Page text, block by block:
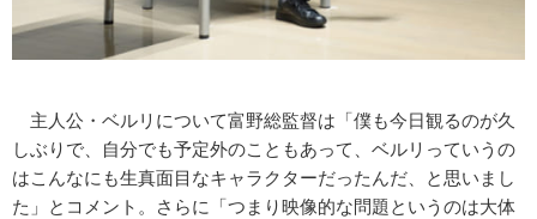
主人公・ベルリについて富野総監督は「僕も今日観るのが久
しぶりで、自分でも予定外のこともあって、ベルリっていうの
はこんなにも生真面目なキャラクターだったんだ、と思いまし
た」とコメント。さらに「つまり映像的な問題というのは大体